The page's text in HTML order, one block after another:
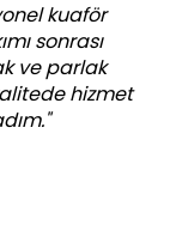
kuaför
sonrası
ve parlak
hizmet